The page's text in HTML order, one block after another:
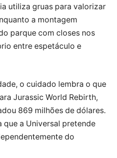
utiliza gruas para valorizar
a montagem
parque com closes nos
entre espetáculo e
o cuidado lembra o que
Jurassic World Rebirth,
869 milhões de dólares.
a Universal pretende
do